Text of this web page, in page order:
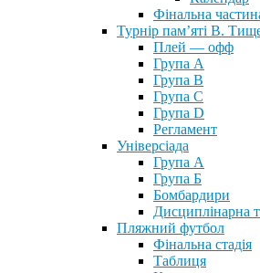
Фінальна
Турнір пам’яті В.
Плей — офф
Група А
Група B
Група С
Група D
Регламент
Універсіада
Група А
Група Б
Бомбардири
Дисциплінарна
Пляжний футбол
Фінальна стадія
Таблиця